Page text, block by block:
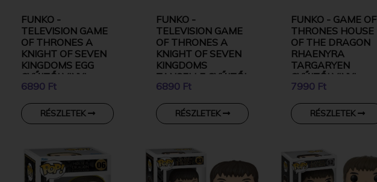
FUNKO -
TELEVISION GAME
OF THRONES A
KNIGHT OF SEVEN
KINGDOMS EGG
GYŰJTŐI VINYL
KARAKTER
6890 Ft
RÉSZLETEK
FUNKO -
TELEVISION GAME
OF THRONES A
KNIGHT OF SEVEN
KINGDOMS
TANSELLE GYŰJTŐI
VINYL KARAKTER
6890 Ft
RÉSZLETEK
FUNKO - GAME OF
THRONES HOUSE
OF THE DRAGON
RHAENYRA
TARGARYEN
GYŰJTŐI VINYL
KARAKTER
7990 Ft
RÉSZLETEK